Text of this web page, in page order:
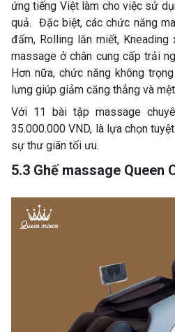
ứng tiếng Việt làm cho việc sử
quả. Đặc biệt, các chức năng
đấm, Rolling lăn miết,
massage ở chân cung cấp trải
Hơn nữa, chức năng không
lưng giúp giảm căng thẳng và
Với 11 bài tập massage
35.000.000 VND, là lựa chọn
sự thư giãn tối ưu.
5.3 Ghế massage Queen